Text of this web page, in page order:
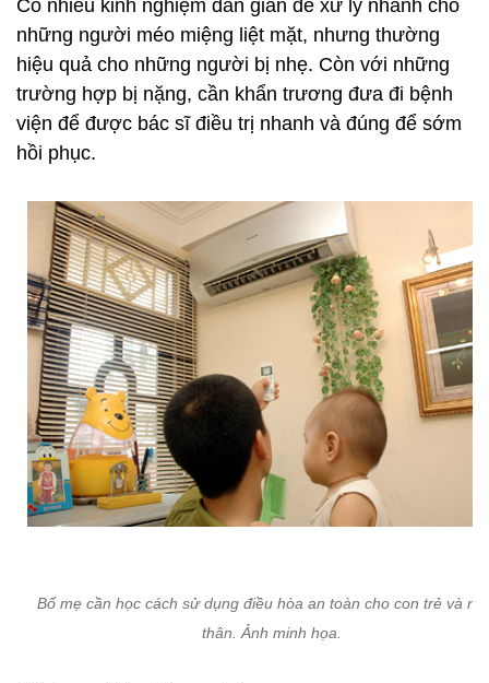
Có nhiều kinh nghiệm dân gian để xử lý nhanh cho
những người méo miệng liệt mặt, nhưng thường
hiệu quả cho những người bị nhẹ. Còn với những
trường hợp bị nặng, cần khẩn trương đưa đi bệnh
viện để được bác sĩ điều trị nhanh và đúng để sớm
hồi phục.
Bố mẹ cần học cách sử dụng điều hòa an toàn cho con trẻ và
thân. Ảnh minh họa.